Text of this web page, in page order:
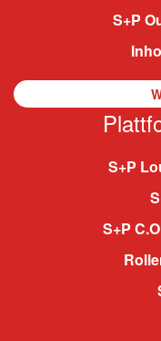
S+P
S+P
S+P